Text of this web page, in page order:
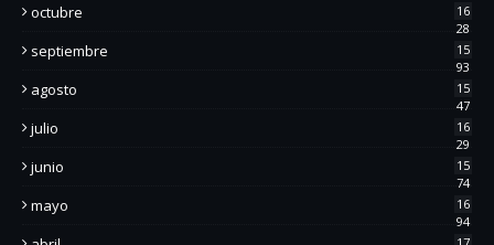
octubre
16
28
septiembre
15
93
agosto
15
47
julio
16
29
junio
15
74
mayo
16
94
17